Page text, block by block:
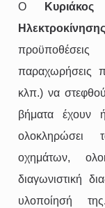
Ο
παραχωρήσεις
κλπ.) να
βήματα έχουν
ολοκληρώσει
οχημάτων,
διαγωνιστική
υλοποίησή